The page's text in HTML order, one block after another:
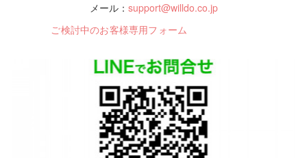
メール： support@willdo.co.jp
ご検討中のお客様専用フォーム